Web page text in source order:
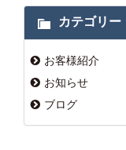
カテゴリー
お客様紹介
お知らせ
ブログ